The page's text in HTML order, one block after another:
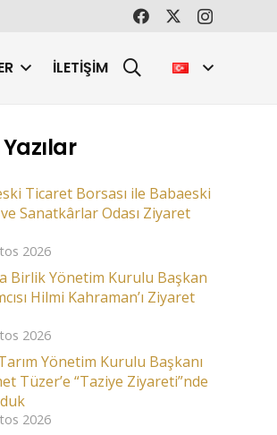
İLETIŞIM
Ticaret Borsası ile Babaeski
Sanatkârlar Odası Ziyaret
2026
Birlik Yönetim Kurulu Başkan
Hilmi Kahraman’ı Ziyaret
2026
Yönetim Kurulu Başkanı
Tüzer’e “Taziye Ziyareti”nde
2026